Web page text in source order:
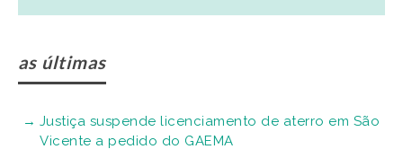
as últimas
Justiça suspende licenciamento de aterro em São
Vicente a pedido do GAEMA